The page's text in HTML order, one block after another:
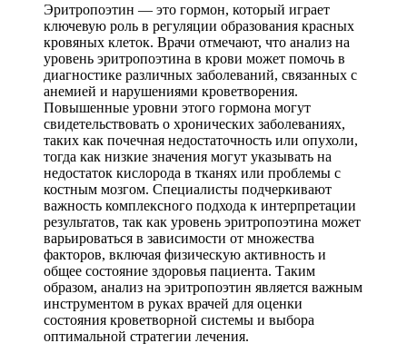
Эритропоэтин — это гормон, который играет
ключевую роль в регуляции образования красных
кровяных клеток. Врачи отмечают, что анализ на
уровень эритропоэтина в крови может помочь в
диагностике различных заболеваний, связанных с
анемией и нарушениями кроветворения.
Повышенные уровни этого гормона могут
свидетельствовать о хронических заболеваниях,
таких как почечная недостаточность или опухоли,
тогда как низкие значения могут указывать на
недостаток кислорода в тканях или проблемы с
костным мозгом. Специалисты подчеркивают
важность комплексного подхода к интерпретации
результатов, так как уровень эритропоэтина может
варьироваться в зависимости от множества
факторов, включая физическую активность и
общее состояние здоровья пациента. Таким
образом, анализ на эритропоэтин является важным
инструментом в руках врачей для оценки
состояния кроветворной системы и выбора
оптимальной стратегии лечения.